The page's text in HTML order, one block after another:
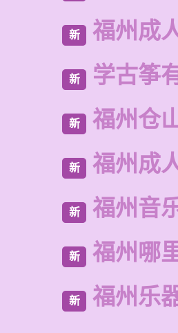
新 福州成
新 学古筝
新 福州仓
新 福州成
新 福州音
新 福州哪
新 福州乐